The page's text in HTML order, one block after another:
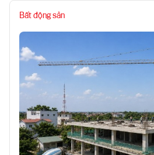
Bất động sản